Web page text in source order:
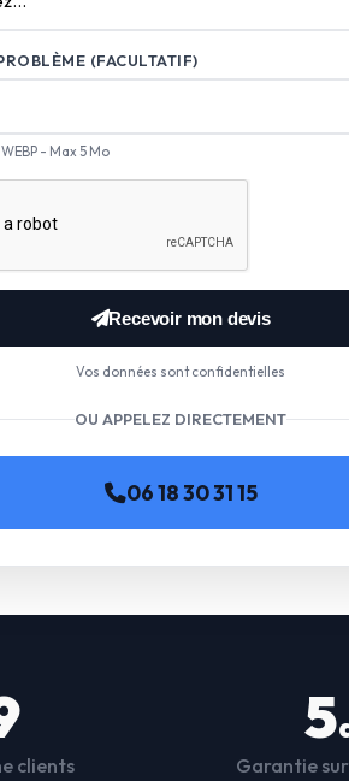
(FACULTATIF)
- Max 5 Mo
Recevoir mon devis
Vos données sont confidentielles
OU APPELEZ DIRECTEMENT
06 18 30 31 15
clients
5
Garantie